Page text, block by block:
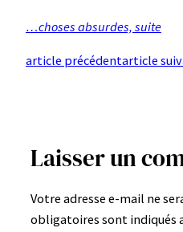
…choses absurdes, suite
article précédentarticle
Laisser un
Votre adresse e-mail ne
obligatoires sont indiqués